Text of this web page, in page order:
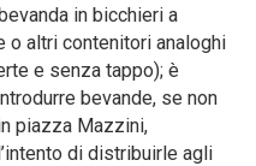
in bicchieri a
o altri contenitori analoghi
e senza tappo); è
bevande, se non
piazza Mazzini,
di distribuirle agli